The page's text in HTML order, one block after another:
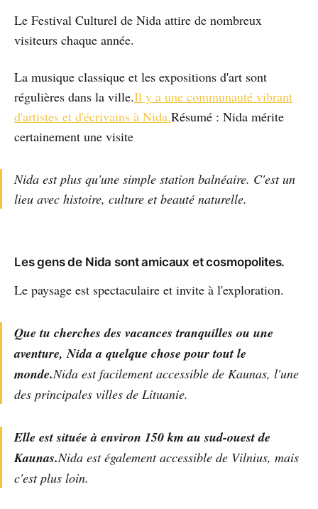
Le Festival Culturel de Nida attire de nombreux
visiteurs chaque année.
La musique classique et les expositions d'art sont
régulières dans la ville.Il y a une communauté vibrant
d'artistes et d'écrivains à Nida.Résumé : Nida mérite
certainement une visite
Nida est plus qu'une simple station balnéaire. C'est un
lieu avec histoire, culture et beauté naturelle.
Les gens de Nida sont amicaux et cosmopolites.
Le paysage est spectaculaire et invite à l'exploration.
Que tu cherches des vacances tranquilles ou une
aventure, Nida a quelque chose pour tout le
monde.Nida est facilement accessible de Kaunas, l'une
des principales villes de Lituanie.
Elle est située à environ 150 km au sud-ouest de
Kaunas.Nida est également accessible de Vilnius, mais
c'est plus loin.